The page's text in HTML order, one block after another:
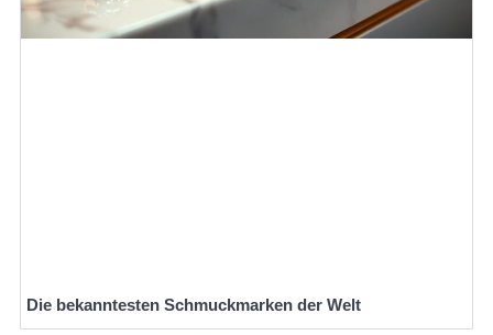
Die bekanntesten Schmuckmarken der Welt